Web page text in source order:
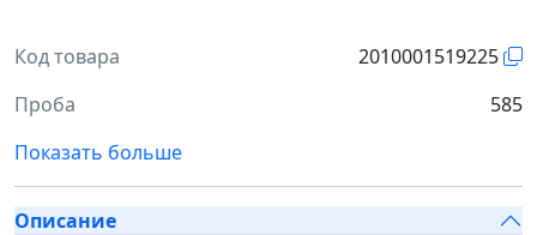
Код товара
2010001519225
Проба
585
Показать больше
Описание